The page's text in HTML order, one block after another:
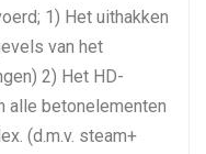
1) Het uithakken
van het
2) Het HD-
alle betonelementen
(d.m.v. steam+